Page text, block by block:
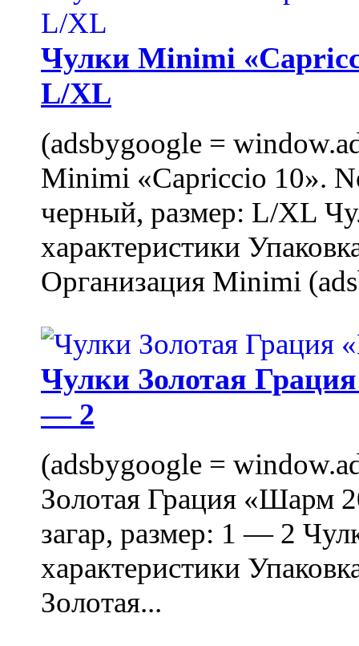
Чулки Minimi
L/XL
(adsbygoogle =
Minimi «Capriccio 10».
черный, размер: L/XL
характеристики
Организация Minimi
Чулки Золотая
— 2
(adsbygoogle =
Золотая Грация «Шарм
загар, размер: 1 — 2
характеристики
Золотая...